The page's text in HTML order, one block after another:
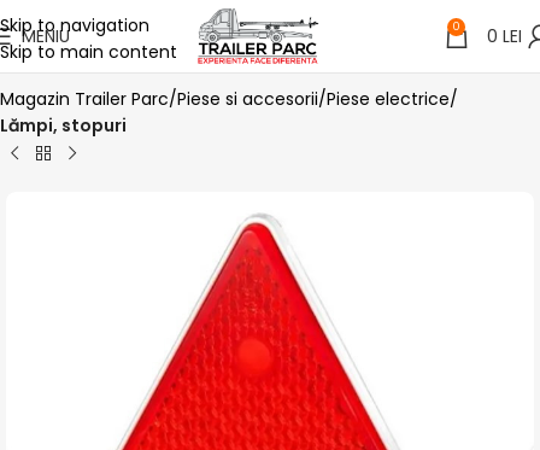
Skip to navigation
Skip to main content
MENIU 0 0 LEI
Magazin Trailer Parc Piese si accesorii Piese electrice
Lămpi, stopuri